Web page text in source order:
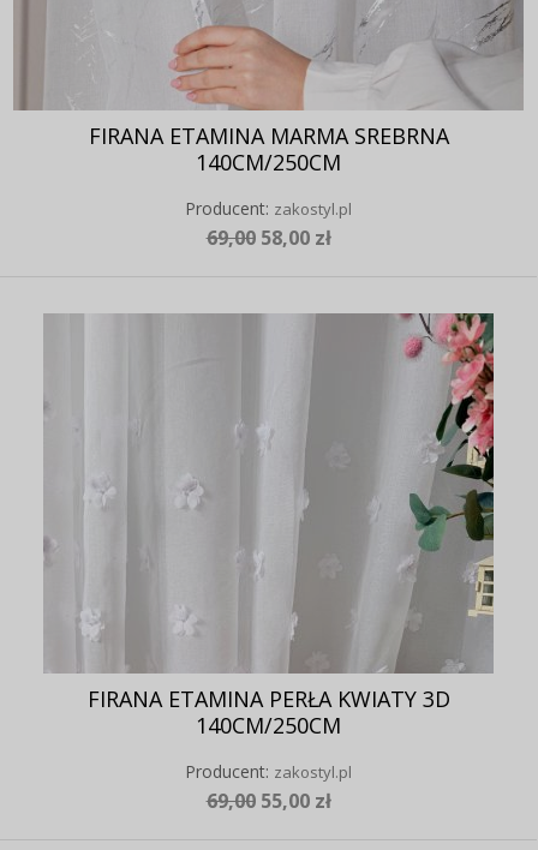
FIRANA ETAMINA MARMA SREBRNA
140CM/250CM
Producent: zakostyl.pl
69,00 58,00 zł
FIRANA ETAMINA PERŁA KWIATY 3D
140CM/250CM
Producent: zakostyl.pl
69,00 55,00 zł